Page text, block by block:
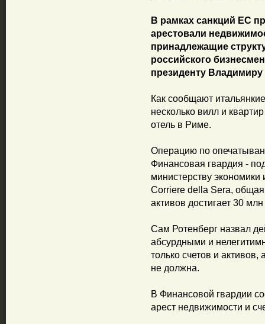
В рамках санкций ЕС
арестовали
принадлежащие
российского
президенту Владимиру
Как сообщают
несколько вилл и
отель в Риме.
Операцию по
Финансовая гвардия -
министерству
Corriere della Sera,
активов достигает 30
Сам Ротенберг назвал
абсурдными и
только счетов и
не должна.
В Финансовой гвардии
арест недвижимости и